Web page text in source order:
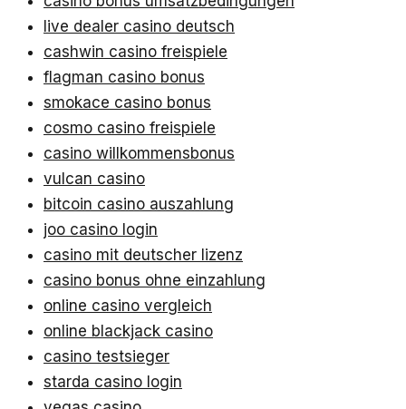
live dealer casino deutsch
cashwin casino freispiele
flagman casino bonus
smokace casino bonus
cosmo casino freispiele
casino willkommensbonus
vulcan casino
bitcoin casino auszahlung
joo casino login
casino mit deutscher lizenz
casino bonus ohne einzahlung
online casino vergleich
online blackjack casino
casino testsieger
starda casino login